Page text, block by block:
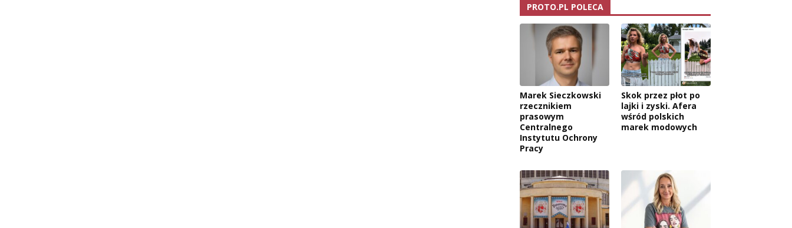
PROTO.PL POLECA
Marek Sieczkowski
rzecznikiem
prasowym
Centralnego
Instytutu Ochrony
Pracy
Skok przez płot po
lajki i zyski. Afera
wśród polskich
marek modowych